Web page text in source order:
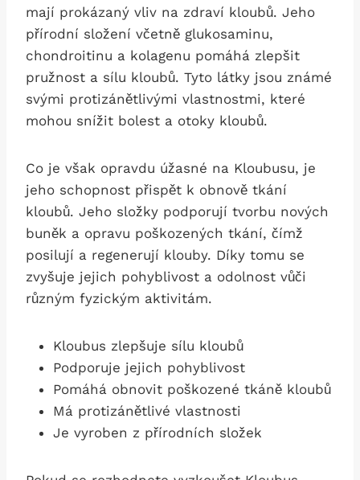
mají prokázaný vliv na zdraví kloubů. Jeho
přírodní složení včetně glukosaminu,
chondroitinu a kolagenu pomáhá zlepšit
pružnost a sílu kloubů. Tyto látky jsou známé
svými protizánětlivými vlastnostmi, které
mohou snížit bolest a otoky kloubů.
Co je však opravdu úžasné na Kloubusu, je
jeho schopnost přispět k obnově tkání
kloubů. Jeho složky podporují tvorbu nových
buněk a opravu poškozených tkání, čímž
posilují a regenerují klouby. Díky tomu se
zvyšuje jejich pohyblivost a odolnost vůči
různým fyzickým aktivitám.
Kloubus zlepšuje sílu kloubů
Podporuje jejich pohyblivost
Pomáhá obnovit poškozené tkáně kloubů
Má protizánětlivé vlastnosti
Je vyroben z přírodních složek